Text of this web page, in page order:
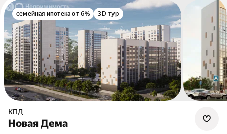
семейная ипотека от 6% 3D-тур
КПД
Новая Дема